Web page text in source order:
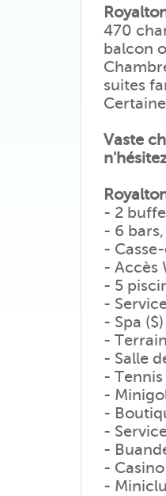
470
balcon
suites
Vaste
- 2
- 6
-
- Accès
- 5
-
- Spa ($)
-
- Salle
-
-
-
-
-
-
-